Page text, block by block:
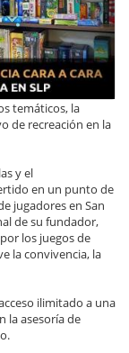
temáticos, la
de recreación en la
y el
en un punto de
jugadores en San
de su fundador,
los juegos de
la convivencia, la
ilimitado a una
la asesoría de